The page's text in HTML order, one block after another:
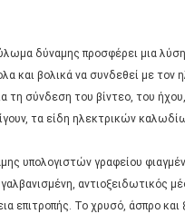
δύναμης προσφέρει μια
και βολικά να συνδεθεί με τον
τη σύνδεση του βίντεο, του
τα είδη ηλεκτρικών
υπολογιστών γραφείου
γαλβανισμένη,
επιτροπής. Το χρυσό, άσπρο